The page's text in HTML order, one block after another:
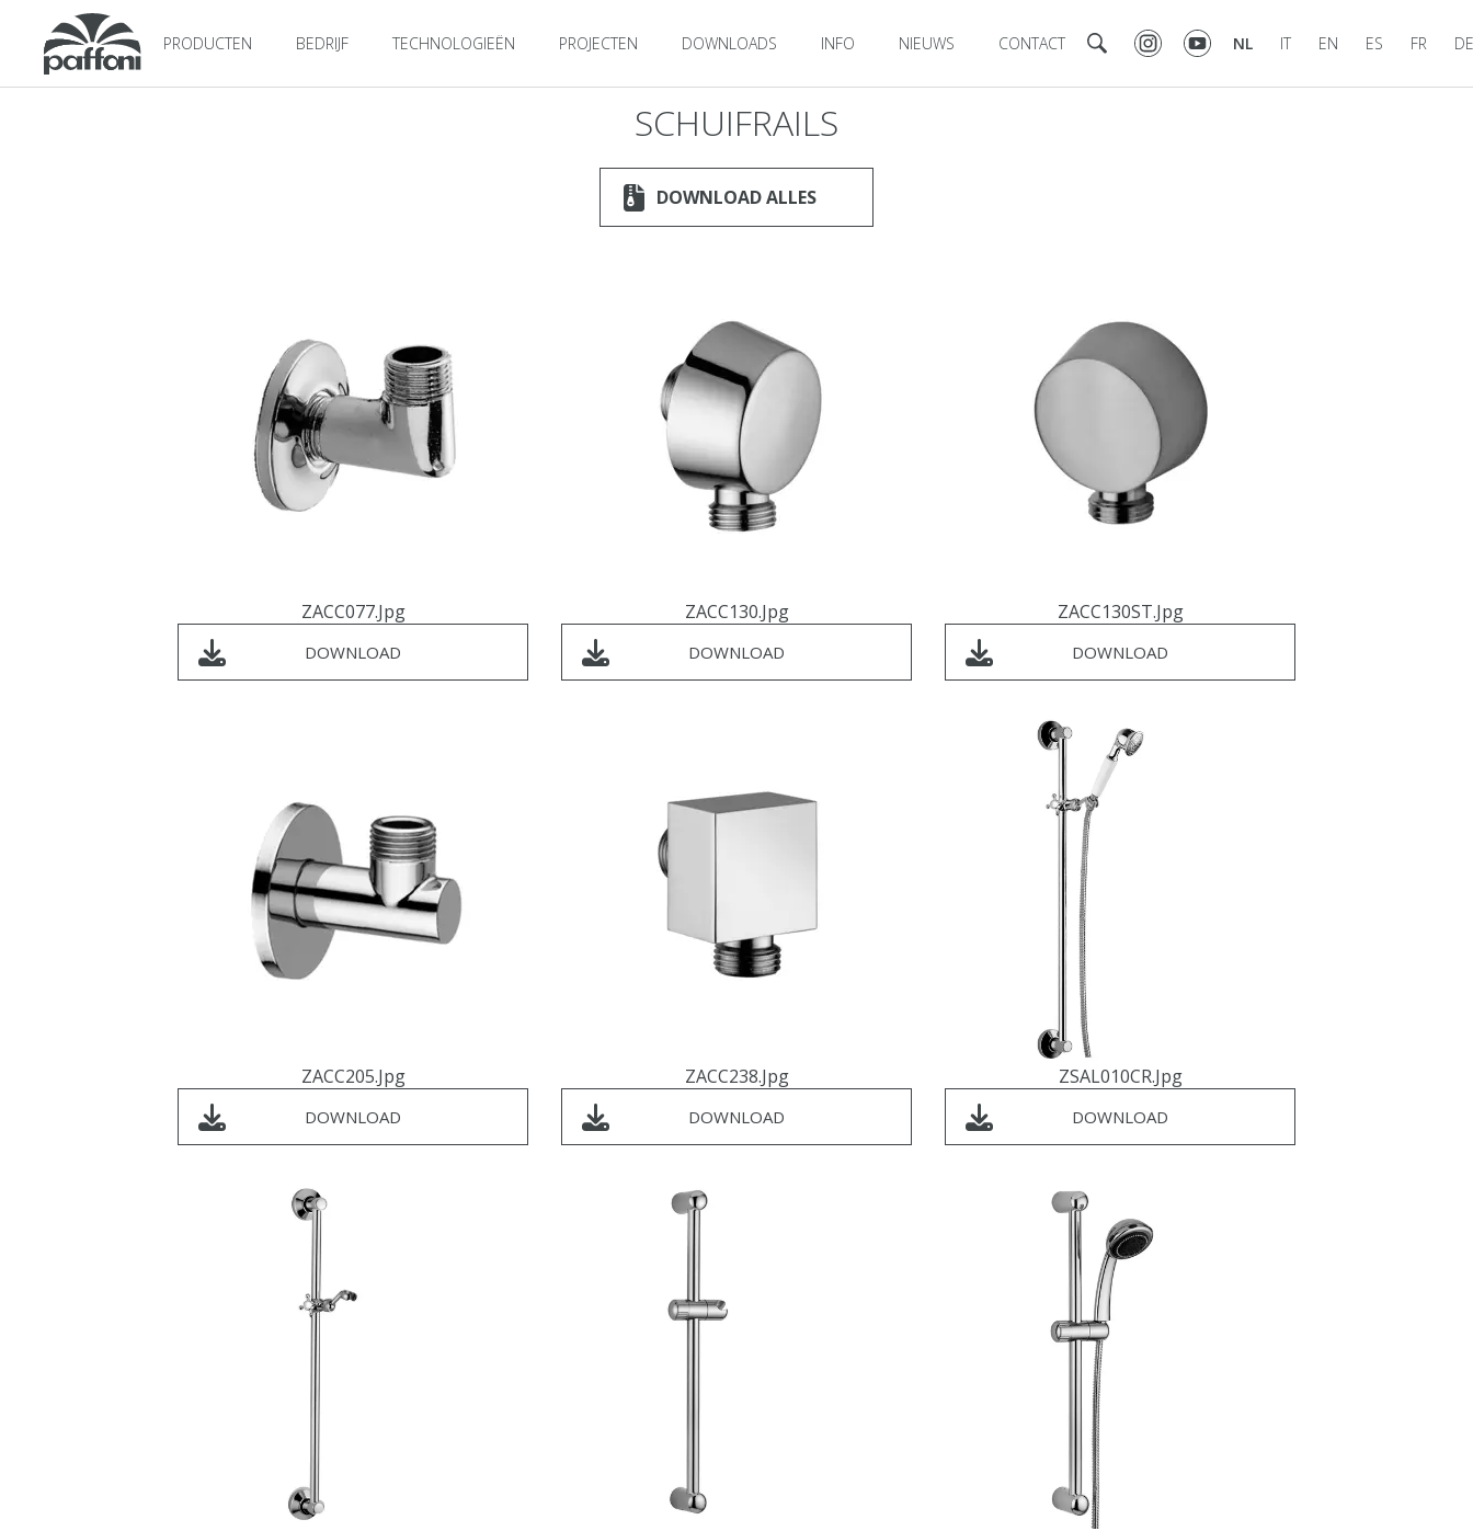
PRODUCTEN BEDRIJF TECHNOLOGIEËN PROJECTEN DOWNLOADS INFO NIEUWS CONTACT NL IT EN ES FR DE
SCHUIFRAILS
DOWNLOAD ALLES
ZACC077.jpg
DOWNLOAD
ZACC130.jpg
DOWNLOAD
ZACC130ST.jpg
DOWNLOAD
ZACC205.jpg
DOWNLOAD
ZACC238.jpg
DOWNLOAD
ZSAL010CR.jpg
DOWNLOAD